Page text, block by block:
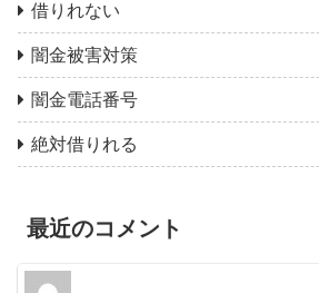
借りれない
闇金被害対策
闇金電話番号
絶対借りれる
最近のコメント